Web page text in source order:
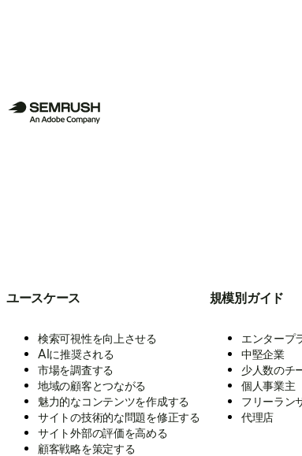
ユースケース
検索可視性を向上させる
AIに推奨される
市場を調査する
地域の顧客とつながる
魅力的なコンテンツを作成する
サイトの技術的な問題を修正する
サイト外部の評価を高める
顧客戦略を策定する
規模別ガイド
エンタープ
中堅企業
少人数のチ
個人事業主
フリーラン
代理店